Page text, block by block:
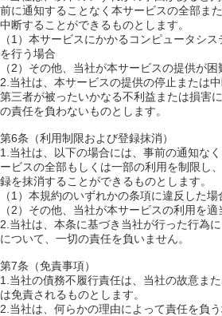
前に通知することなく本サービスの全部ま
中断することができるものとします。
（1）本サービスにかかるコンピュータシ
を行う場合
（2）その他、当社が本サービスの提供が
2.当社は、本サービスの提供の停止または
第三者が被ったいかなる不利益または損害
の責任を負わないものとします。
第6条（利用制限および登録抹消）
1.当社は、以下の場合には、事前の通知な
ービスの全部もしくは一部の利用を制限し
録を抹消することができるものとします。
（1）本規約のいずれかの条項に違反した場
（2）その他、当社が本サービスの利用を
2.当社は、本条に基づき当社が行った行為
について、一切の責任を負いません。
第7条（免責事項）
1.当社の債務不履行責任は、当社の故意ま
は免責されるものとします。
2.当社は、何らかの理由によって責任を負